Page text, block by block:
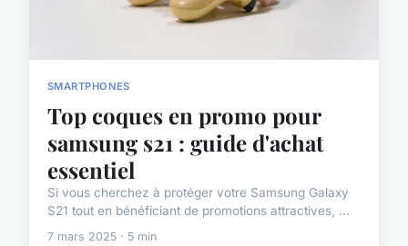
SMARTPHONES
Top coques en promo pour
samsung s21 : guide d'achat
essentiel
Si vous cherchez à protéger votre Samsung Galaxy
S21 tout en bénéficiant de promotions attractives, ...
7 mars 2025 · 5 min